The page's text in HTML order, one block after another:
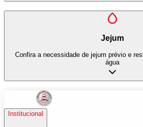
Jejum
Confira a necessidade de jejum prévio e
água
Institucional